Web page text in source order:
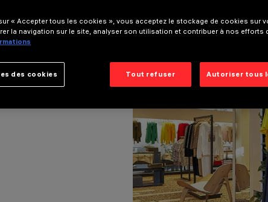
« Accepter tous les cookies », vous acceptez le stockage de cookies sur
la navigation sur le site, analyser son utilisation et contribuer à nos efforts
Tout refuser Autoriser tous
des cookies